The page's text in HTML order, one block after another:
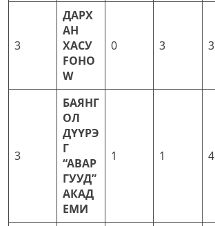
3
ДАРХ
АН
ХАСУ
FOHO
W
0 3 3
3
БАЯНГ
ОЛ
ДҮҮРЭ
Г
“АВАР
ГУУД”
АКАД
ЕМИ
1 1 4